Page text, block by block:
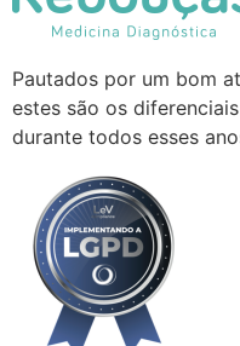
Pautados por um bom
estes são os
durante todos esses